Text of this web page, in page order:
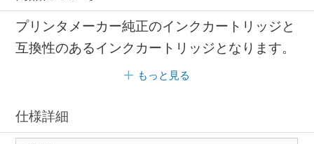
プリンタメーカー純正のインクカートリッジと
互換性のあるインクカートリッジとなります。
もっと見る
仕様詳細